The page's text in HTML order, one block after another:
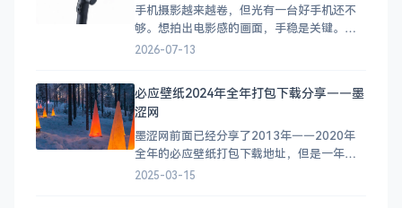
手机摄影越来越卷，但光有一台好手机还不
够。想拍出电影感的画面，手稳是关键。于
是各种手机云台（稳定器）应运而生，而
款手机 APP，它们分别服务于不同类型的设
备，但都有一个共同目标：让你的手机秒变
专业摄
2026-07-13
必应壁纸2024年全年打包下载分享——墨
涩网
墨涩网前面已经分享了2013年——2020年
全年的必应壁纸打包下载地址，但是一年更
新一次似乎太慢了，那么接下里我会在墨涩
2025-03-15